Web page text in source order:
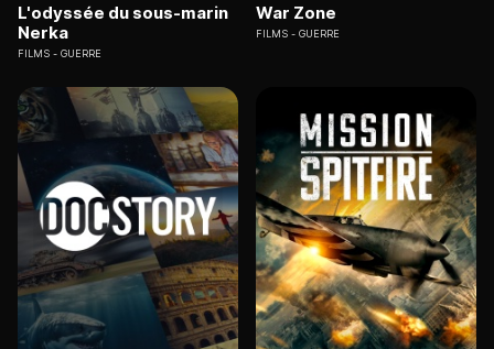
L'odyssée du sous-marin
Nerka
FILMS GUERRE
War Zone
FILMS GUERRE